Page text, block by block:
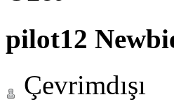
pilot12
Çevrimdışı